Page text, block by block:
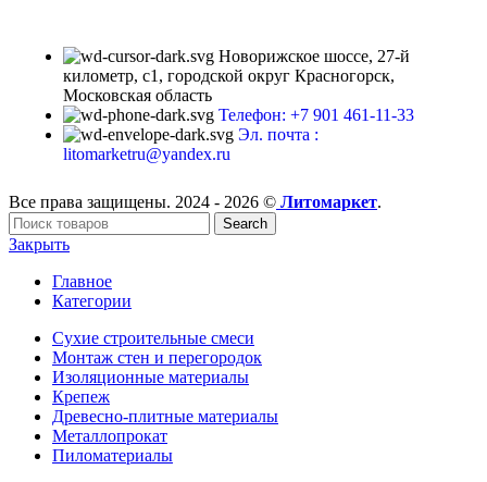
Новорижское шоссе, 27-й
километр, с1, городской округ Красногорск,
Московская область
Телефон: +7 901 461-11-33
Эл. почта :
litomarketru@yandex.ru
Все права защищены. 2024 - 2026 © Литомаркет.
Search
Закрыть
Главное
Категории
Сухие строительные смеси
Монтаж стен и перегородок
Изоляционные материалы
Крепеж
Древесно-плитные материалы
Металлопрокат
Пиломатериалы